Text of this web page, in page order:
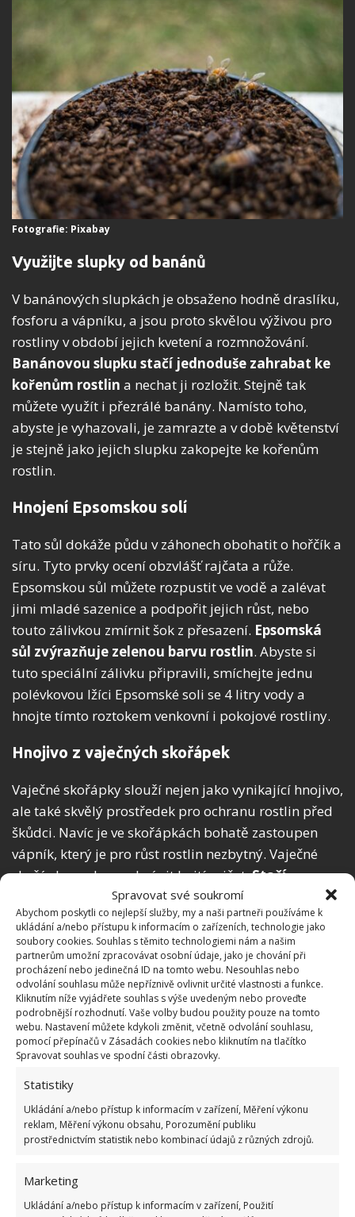
Spravovat své soukromí
Abychom poskytli co nejlepší služby, my a naši partneři používáme k
ukládání a/nebo přístupu k informacím o zařízeních, technologie jako
soubory cookies. Souhlas s těmito technologiemi nám a našim
partnerům umožní zpracovávat osobní údaje, jako je chování při
procházení nebo jedinečná ID na tomto webu. Nesouhlas nebo
odvolání souhlasu může nepříznivě ovlivnit určité vlastnosti a funkce.
Kliknutím níže vyjádřete souhlas s výše uvedeným nebo proveďte
podrobnější rozhodnutí. Vaše volby budou použity pouze na tomto
webu. Nastavení můžete kdykoli změnit, včetně odvolání souhlasu,
pomocí přepínačů v Zásadách cookies nebo kliknutím na tlačítko
Spravovat souhlas ve spodní části obrazovky.
Statistiky
Ukládání a/nebo přístup k informacím v zařízení, Měření výkonu
reklam, Měření výkonu obsahu, Porozumění publiku
prostřednictvím statistik nebo kombinací údajů z různých zdrojů.
Marketing
Ukládání a/nebo přístup k informacím v zařízení, Použití
Fotografie: Pixabay
Využijte slupky od banánů
V banánových slupkách je obsaženo hodně draslíku,
fosforu a vápníku, a jsou proto skvělou výživou pro
rostliny v období jejich kvetení a rozmnožování.
Banánovou slupku stačí jednoduše zahrabat ke
kořenům rostlin a nechat ji rozložit. Stejně tak
můžete využít i přezrálé banány. Namísto toho,
abyste je vyhazovali, je zamrazte a v době květenství
je stejně jako jejich slupku zakopejte ke kořenům
rostlin.
Hnojení Epsomskou solí
Tato sůl dokáže půdu v záhonech obohatit o hořčík a
síru. Tyto prvky ocení obzvlášť rajčata a růže.
Epsomskou sůl můžete rozpustit ve vodě a zalévat
jimi mladé sazenice a podpořit jejich růst, nebo
touto zálivkou zmírnit šok z přesazení. Epsomská
sůl zvýrazňuje zelenou barvu rostlin. Abyste si
tuto speciální zálivku připravili, smíchejte jednu
polévkovou lžíci Epsomské soli se 4 litry vody a
hnojte tímto roztokem venkovní i pokojové rostliny.
Hnojivo z vaječných skořápek
Vaječné skořápky slouží nejen jako vynikající hnojivo,
ale také skvělý prostředek pro ochranu rostlin před
škůdci. Navíc je ve skořápkách bohatě zastoupen
vápník, který je pro růst rostlin nezbytný. Vaječné
skořápky mohou zabránit hnití rajčat.Stačí
skořápky nadrtit a zahrabat je do půdy
rajčat. Můžete si připravit i zálivku smícháním 20
skořápek se 4 litry vody. Vaječné skořápky ve vodě
několik minut vařte a přes noc nechte vyluhovat.
Další den tekutinu sceďte a pomocí rozprašovače
nastříkejte přímo na půdu.